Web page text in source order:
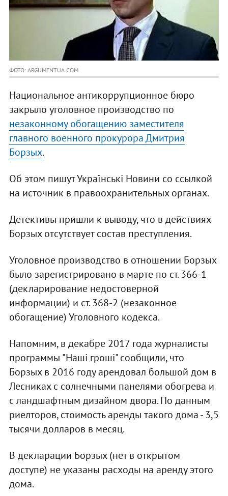
ФОТО: ARGUMENTUA.COM
Национальное антикоррупционное бюро
закрыло уголовное производство по
незаконному обогащению заместителя
главного военного прокурора Дмитрия
Борзых.
Об этом пишут Українські Новини со ссылкой
на источник в правоохранительных органах.
Детективы пришли к выводу, что в действиях
Борзых отсутствует состав преступления.
Уголовное производство в отношении Борзых
было зарегистрировано в марте по ст. 366-1
(декларирование недостоверной
информации) и ст. 368-2 (незаконное
обогащение) Уголовного кодекса.
Напомним, в декабре 2017 года журналисты
программы "Наші гроші" сообщили, что
Борзых в 2016 году арендовал большой дом в
Лесниках с солнечными панелями обогрева и
с ландшафтным дизайном двора. По данным
риелторов, стоимость аренды такого дома - 3,5
тысячи долларов в месяц.
В декларации Борзых (нет в открытом
доступе) не указаны расходы на аренду этого
дома.